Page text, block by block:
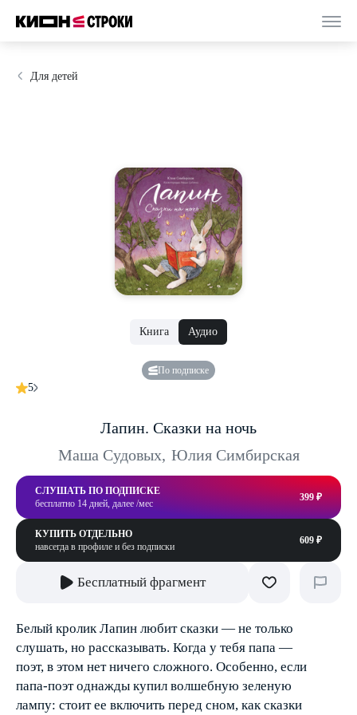
Для детей
Книга Аудио
По подписке
5
Лапин. Сказки на ночь
Маша Судовых, Юлия Симбирская
СЛУШАТЬ ПО ПОДПИСКЕ
бесплатно 14 дней, далее /мес
399 ₽
КУПИТЬ ОТДЕЛЬНО
навсегда в профиле и без подписки
609 ₽
Бесплатный фрагмент
Белый кролик Лапин любит сказки — не только
слушать, но рассказывать. Когда у тебя папа —
поэт, в этом нет ничего сложного. Особенно, если
папа-поэт однажды купил волшебную зеленую
лампу: стоит ее включить перед сном, как сказки